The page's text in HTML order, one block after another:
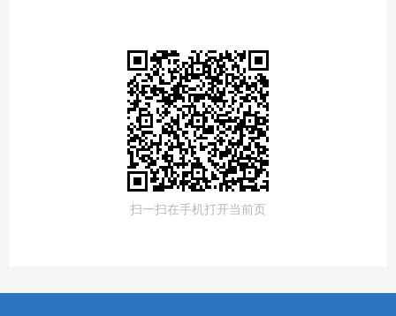
扫一扫在手机打开当前页